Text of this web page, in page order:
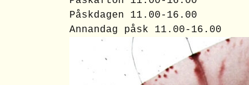
Påskdagen 11.00-16.00
Annandag påsk 11.00-16.00